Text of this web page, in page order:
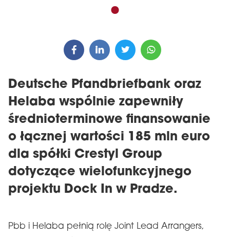
Deutsche Pfandbriefbank oraz
Helaba wspólnie zapewniły
średnioterminowe finansowanie
o łącznej wartości 185 mln euro
dla spółki Crestyl Group
dotyczące wielofunkcyjnego
projektu Dock In w Pradze.
Pbb i Helaba pełnią rolę Joint Lead Arrangers,